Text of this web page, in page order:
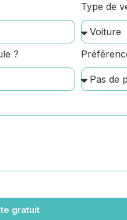
Type de
?
gratuit